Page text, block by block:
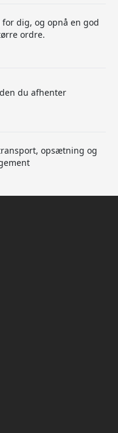
dig, og opnå en god
ordre.
du afhenter
opsætning og